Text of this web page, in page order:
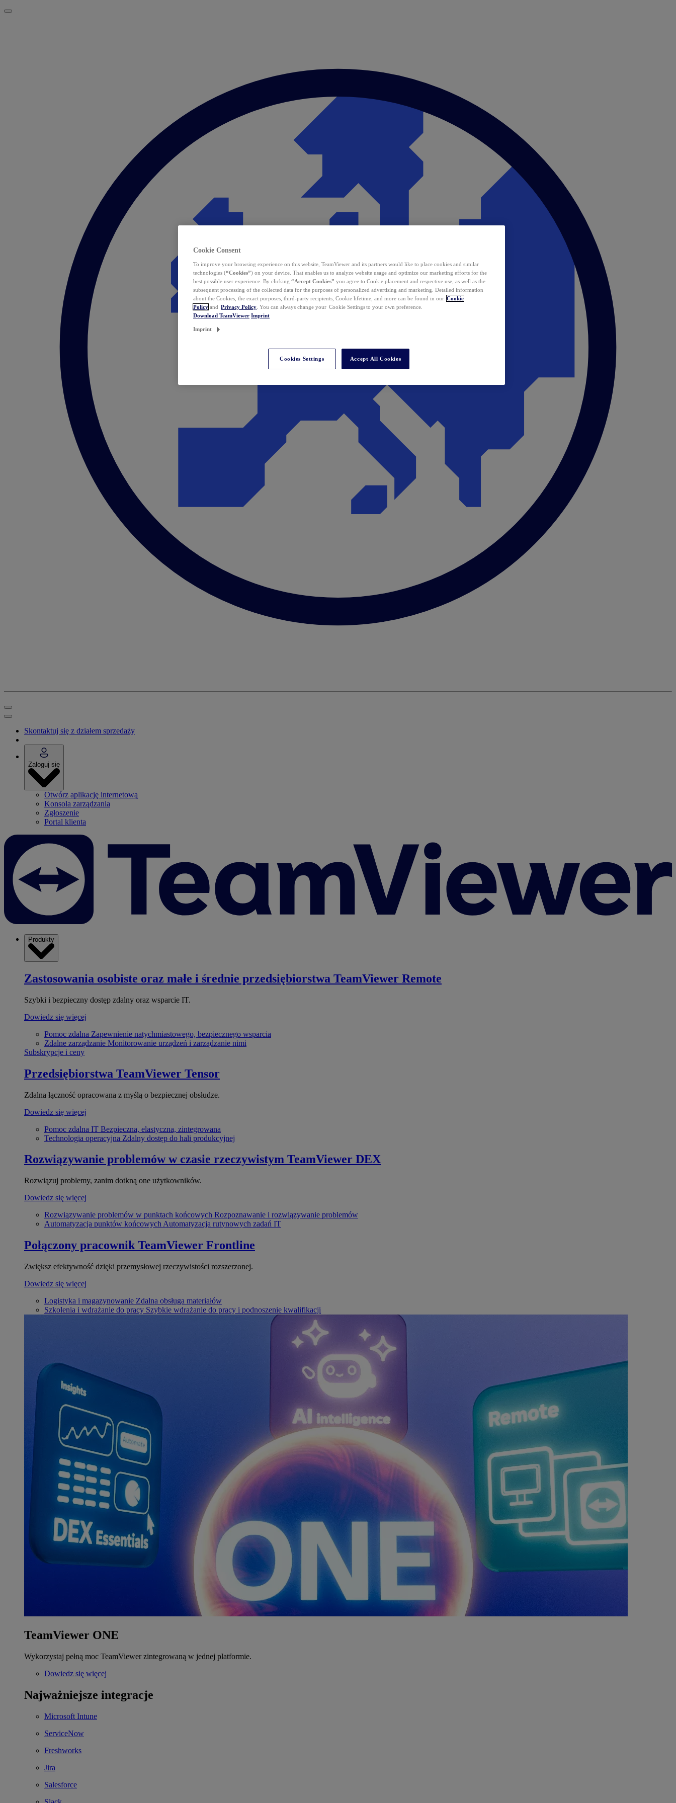
Skontaktuj się z działem sprzedaży
Zaloguj się
Otwórz aplikację internetową
Konsola zarządzania
Zgłoszenie
Portal klienta
Produkty
Zastosowania osobiste oraz małe i średnie przedsiębiorstwa TeamViewer Remote
Szybki i bezpieczny dostęp zdalny oraz wsparcie IT.
Dowiedz się więcej
Pomoc zdalna Zapewnienie natychmiastowego, bezpiecznego wsparcia
Zdalne zarządzanie Monitorowanie urządzeń i zarządzanie nimi
Subskrypcje i ceny
Przedsiębiorstwa TeamViewer Tensor
Zdalna łączność opracowana z myślą o bezpiecznej obsłudze.
Dowiedz się więcej
Pomoc zdalna IT Bezpieczna, elastyczna, zintegrowana
Technologia operacyjna Zdalny dostęp do hali produkcyjnej
Rozwiązywanie problemów w czasie rzeczywistym TeamViewer DEX
Rozwiązuj problemy, zanim dotkną one użytkowników.
Dowiedz się więcej
Rozwiązywanie problemów w punktach końcowych Rozpoznawanie i rozwiązywanie problemów
Automatyzacja punktów końcowych Automatyzacja rutynowych zadań IT
Połączony pracownik TeamViewer Frontline
Zwiększ efektywność dzięki przemysłowej rzeczywistości rozszerzonej.
Dowiedz się więcej
Logistyka i magazynowanie Zdalna obsługa materiałów
Szkolenia i wdrażanie do pracy Szybkie wdrażanie do pracy i podnoszenie kwalifikacji
TeamViewer ONE
Wykorzystaj pełną moc TeamViewer zintegrowaną w jednej platformie.
Dowiedz się więcej
Najważniejsze integracje
Microsoft Intune
ServiceNow
Freshworks
Jira
Salesforce
Cookie Consent
To improve your browsing experience on this website, TeamViewer and its partners would like to place cookies and similar
technologies (“Cookies”) on your device. That enables us to analyze website usage and optimize our marketing efforts for the
best possible user experience. By clicking “Accept Cookies” you agree to Cookie placement and respective use, as well as the
subsequent processing of the collected data for the purposes of personalized advertising and marketing. Detailed information
about the Cookies, the exact purposes, third-party recipients, Cookie lifetime, and more can be found in our Cookie
Policy and Privacy Policy . You can always change your Cookie Settings to your own preference.
Download TeamViewer Imprint
Imprint
Cookies Settings Accept All Cookies